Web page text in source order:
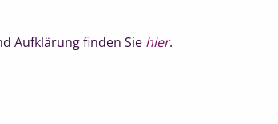
Aufklärung finden Sie hier.